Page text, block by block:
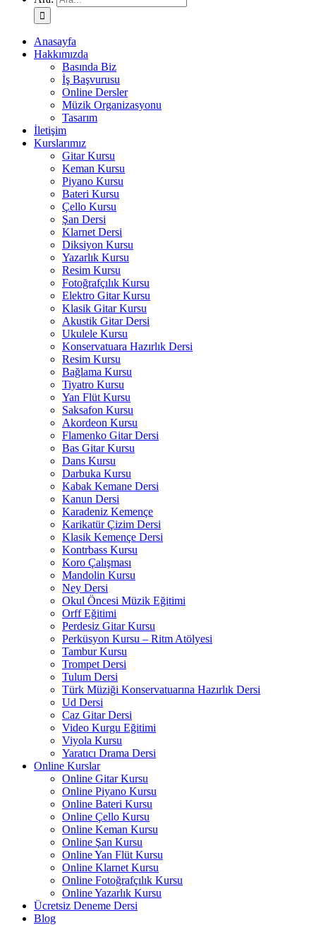
Anasayfa
Hakkımızda
Basında Biz
İş Başvurusu
Online Dersler
Müzik Organizasyonu
Tasarım
İletişim
Kurslarımız
Gitar Kursu
Keman Kursu
Piyano Kursu
Bateri Kursu
Çello Kursu
Şan Dersi
Klarnet Dersi
Diksiyon Kursu
Yazarlık Kursu
Resim Kursu
Fotoğrafçılık Kursu
Elektro Gitar Kursu
Klasik Gitar Kursu
Akustik Gitar Dersi
Ukulele Kursu
Konservatuara Hazırlık Dersi
Resim Kursu
Bağlama Kursu
Tiyatro Kursu
Yan Flüt Kursu
Saksafon Kursu
Akordeon Kursu
Flamenko Gitar Dersi
Bas Gitar Kursu
Dans Kursu
Darbuka Kursu
Kabak Kemane Dersi
Kanun Dersi
Karadeniz Kemençe
Karikatür Çizim Dersi
Klasik Kemençe Dersi
Kontrbass Kursu
Koro Çalışması
Mandolin Kursu
Ney Dersi
Okul Öncesi Müzik Eğitimi
Orff Eğitimi
Perdesiz Gitar Kursu
Perküsyon Kursu – Ritm Atölyesi
Tambur Kursu
Trompet Dersi
Tulum Dersi
Türk Müziği Konservatuarına Hazırlık Dersi
Ud Dersi
Caz Gitar Dersi
Video Kurgu Eğitimi
Viyola Kursu
Yaratıcı Drama Dersi
Online Kurslar
Online Gitar Kursu
Online Piyano Kursu
Online Bateri Kursu
Online Çello Kursu
Online Keman Kursu
Online Şan Kursu
Online Yan Flüt Kursu
Online Klarnet Kursu
Online Fotoğrafçılık Kursu
Online Yazarlık Kursu
Ücretsiz Deneme Dersi
Blog